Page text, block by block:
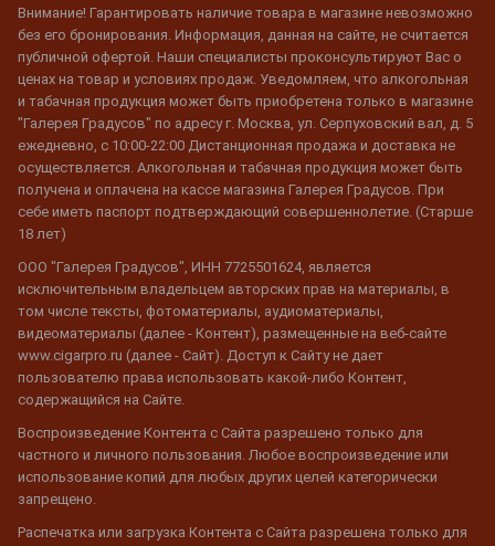
Внимание! Гарантировать наличие товара в магазине невозможно
без его бронирования. Информация, данная на сайте, не считается
публичной офертой. Наши специалисты проконсультируют Вас о
ценах на товар и условиях продаж. Уведомляем, что алкогольная
и табачная продукция может быть приобретена только в магазине
"Галерея Градусов" по адресу г. Москва, ул. Серпуховский вал, д. 5
ежедневно, с 10:00-22:00 Дистанционная продажа и доставка не
осуществляется. Алкогольная и табачная продукция может быть
получена и оплачена на кассе магазина Галерея Градусов. При
себе иметь паспорт подтверждающий совершеннолетие. (Старше
18 лет)
ООО "Галерея Градусов", ИНН 7725501624, является
исключительным владельцем авторских прав на материалы, в
том числе тексты, фотоматериалы, аудиоматериалы,
видеоматериалы (далее - Контент), размещенные на веб-сайте
www.cigarpro.ru (далее - Сайт). Доступ к Сайту не дает
пользователю права использовать какой-либо Контент,
содержащийся на Сайте.
Воспроизведение Контента с Сайта разрешено только для
частного и личного пользования. Любое воспроизведение или
использование копий для любых других целей категорически
запрещено.
Распечатка или загрузка Контента с Сайта разрешена только для